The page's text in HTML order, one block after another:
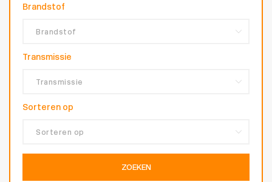
Brandstof
Transmissie
Sorteren op
ZOEKEN